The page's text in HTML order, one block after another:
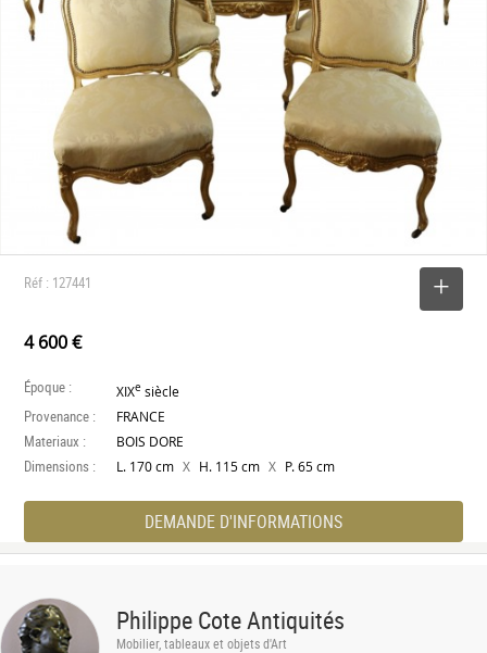
Réf : 127441
4 600 €
Époque : XIXe siècle
Provenance : FRANCE
Materiaux : BOIS DORE
Dimensions : L. 170 cm X H. 115 cm X P. 65 cm
DEMANDE D'INFORMATIONS
Philippe Cote Antiquités
Mobilier, tableaux et objets d'Art